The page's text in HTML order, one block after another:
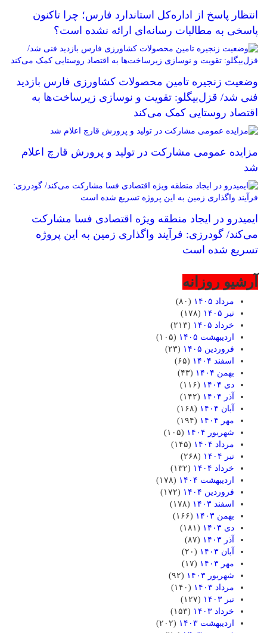
انتظار پاسخ از اداره‌کل استاندارد فارس؛ چرا تاکنون
پاسخی به مطالبات رسانه‌ای ارائه نشده است؟
وضعیت زنجیره تامین محصولات کشاورزی فارس بازدید
فنی شد/ قزل‌بیگلو: تقویت و نوسازی زیرساخت‌ها به
اقتصاد روستایی کمک می‌کند
مزایده عمومی مشارکت در تولید و پرورش قارچ اعلام
شد
ایمیدرو در ایجاد منطقه ویژه اقتصادی فسا مشارکت
می‌کند/ گودرزی: فرآیند واگذاری زمین به این پروژه
تسریع شده است
آرشیو روزانه
مرداد ۱۴۰۵
(۸۰)
تیر ۱۴۰۵
(۱۷۸)
خرداد ۱۴۰۵
(۲۱۳)
اردیبهشت ۱۴۰۵
(۱۰۵)
فروردین ۱۴۰۵
(۲۳)
اسفند ۱۴۰۴
(۶۵)
بهمن ۱۴۰۴
(۴۳)
دی ۱۴۰۴
(۱۱۶)
آذر ۱۴۰۴
(۱۴۲)
آبان ۱۴۰۴
(۱۶۸)
مهر ۱۴۰۴
(۱۹۴)
شهریور ۱۴۰۴
(۱۰۵)
مرداد ۱۴۰۴
(۱۴۵)
تیر ۱۴۰۴
(۲۶۸)
خرداد ۱۴۰۴
(۱۳۲)
اردیبهشت ۱۴۰۴
(۱۷۸)
فروردین ۱۴۰۴
(۱۷۲)
اسفند ۱۴۰۳
(۱۷۸)
بهمن ۱۴۰۳
(۱۶۶)
دی ۱۴۰۳
(۱۸۱)
آذر ۱۴۰۳
(۸۷)
آبان ۱۴۰۳
(۲۰)
مهر ۱۴۰۳
(۱۷)
شهریور ۱۴۰۳
(۹۲)
مرداد ۱۴۰۳
(۱۴۰)
تیر ۱۴۰۳
(۱۲۷)
خرداد ۱۴۰۳
(۱۵۳)
اردیبهشت ۱۴۰۳
(۲۰۲)